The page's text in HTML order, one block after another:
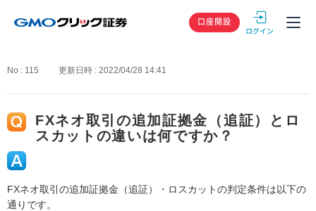
GMOクリック
口座開設
No : 115 更新日時 : 2022/04/28 14:41
FXネオ取引の追加証拠金（追証）とロ
スカットの違いは何ですか？
FXネオ取引の追加証拠金（追証）・ロスカットの判定条件は以下の
通りです。